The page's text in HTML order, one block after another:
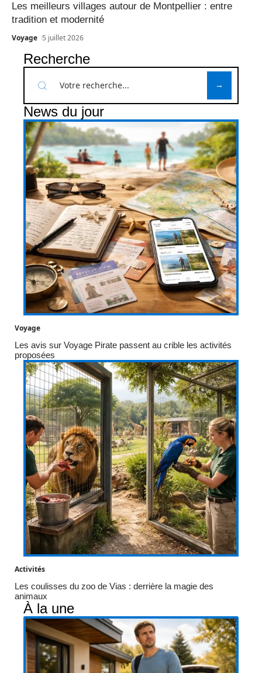
Les meilleurs villages autour de Montpellier : entre
tradition et modernité
Voyage 5 juillet 2026
Recherche
News du jour
Voyage
Les avis sur Voyage Pirate passent au crible les activités
proposées
Activités
Les coulisses du zoo de Vias : derrière la magie des
animaux
À la une